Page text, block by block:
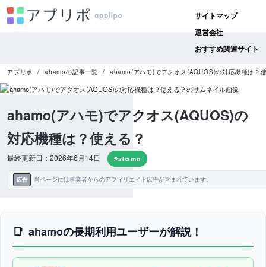
サイトマップ
運営会社
おすすめ関連サイト
アプリポ ahamoの記事一覧 ahamo(アハモ)でアクオス(AQUOS)の対応機種は？
ahamo(アハモ)でアクオス(AQUOS)の
対応機種は？使える？
最終更新日：2026年6月14日 #ahamo
広告 当ページには事業者からのアフィリエイト広告が含まれています。
ahamoの長期利用ユーザーが解説！